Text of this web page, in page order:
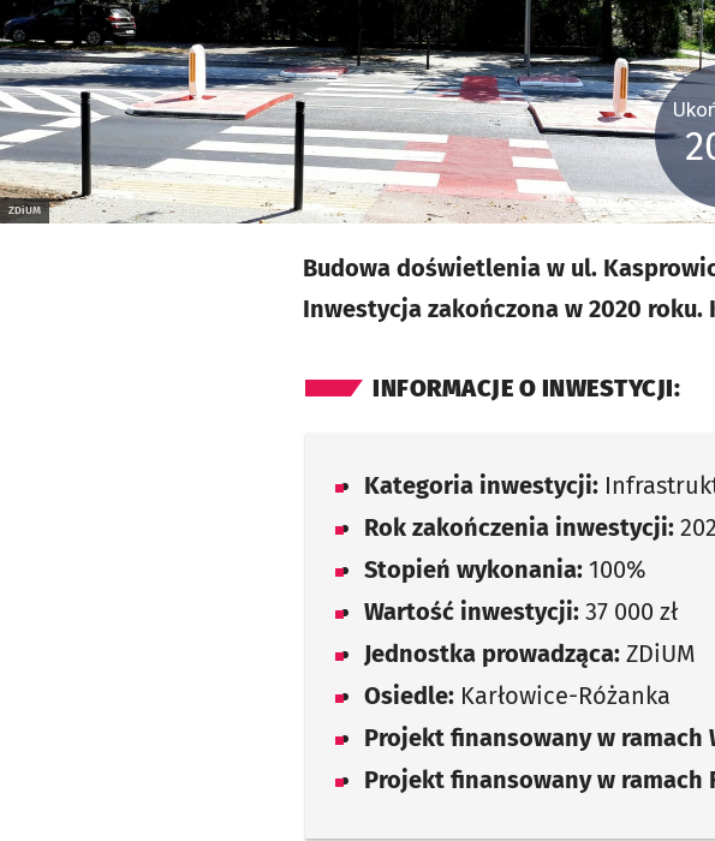
ZDiUM
Budowa doświetlenia w ul.
Inwestycja zakończona w 2020
INFORMACJE O INWESTYCJI:
Kategoria inwestycji:
Rok zakończenia inwestycji:
Stopień wykonania: 100%
Wartość inwestycji: 37 000 zł
Jednostka prowadząca: ZDiUM
Osiedle: Karłowice-Różanka
Projekt finansowany w ramach
Projekt finansowany w ramach